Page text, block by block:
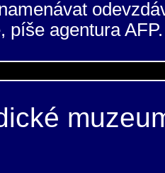
píše agentura AFP.